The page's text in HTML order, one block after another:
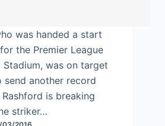
was handed a start
the Premier League
was on target
send another record
is breaking
striker…